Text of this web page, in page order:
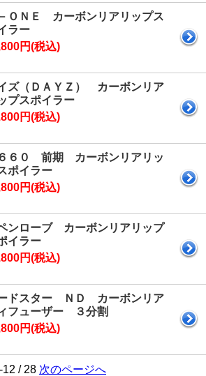
ＯＮＥ カーボンリアリップス
ラー
円(税込)
ズ（ＤＡＹＺ） カーボンリア
プスポイラー
円(税込)
６０ 前期 カーボンリアリッ
ポイラー
円(税込)
ンローブ カーボンリアリップ
イラー
円(税込)
ドスター ＮＤ カーボンリア
フューザー ３分割
円(税込)
12 / 28 次のページへ